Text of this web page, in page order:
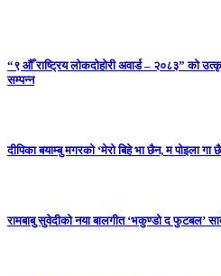
“९ औँ राष्ट्रिय लोकदोहोरी अवार्ड – २०८३” को
सम्पन्न
दीपिका बयाम्बु मगरको ‘मेरो बिहे भा छैन, म पोइला गा
रामबाबु सुवेदीको नया बालगीत ‘भकुण्डो द फुटबल’